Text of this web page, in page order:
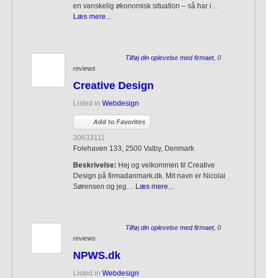
en vanskelig økonomisk situation – så har i…
Læs mere...
Tilføj din oplevelse med firmaet, 0
reviews
Creative Design
Listed in Webdesign
Add to Favorites
30633111
Folehaven 133, 2500 Valby, Denmark
Beskrivelse: Hej og velkommen til Creative
Design på firmadanmark.dk. Mit navn er Nicolai
Sørensen og jeg… Læs mere...
Tilføj din oplevelse med firmaet, 0
reviews
NPWS.dk
Listed in Webdesign